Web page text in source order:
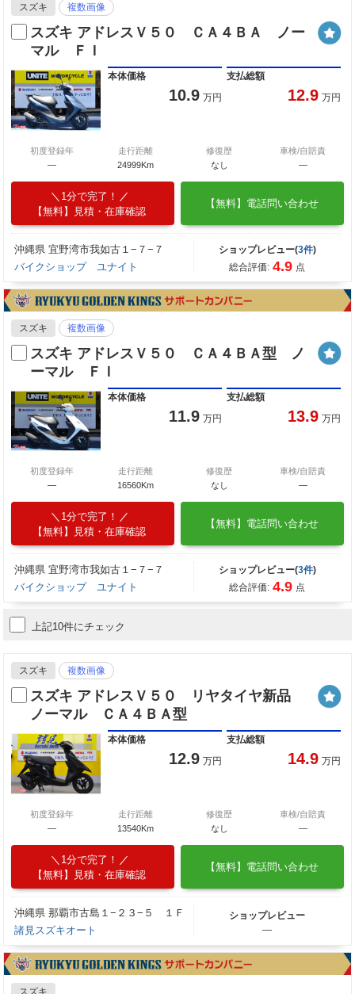
スズキ 複数画像
スズキ アドレスＶ５０ ＣＡ４ＢＡ ノー
マル ＦＩ
本体価格
10.9 万円
支払総額
12.9 万円
初度登録年
―
走行距離
24999Km
修復歴
なし
車検/自賠責
―
1分で完了！
【無料】見積・在庫確認
【無料】電話問い合わせ
沖縄県 宜野湾市我如古１−７−７
バイクショップ ユナイト
ショップレビュー(3件)
総合評価: 4.9 点
スズキ 複数画像
スズキ アドレスＶ５０ ＣＡ４ＢＡ型 ノ
ーマル ＦＩ
本体価格
11.9 万円
支払総額
13.9 万円
初度登録年
―
走行距離
16560Km
修復歴
なし
車検/自賠責
―
1分で完了！
【無料】見積・在庫確認
【無料】電話問い合わせ
沖縄県 宜野湾市我如古１−７−７
バイクショップ ユナイト
ショップレビュー(3件)
総合評価: 4.9 点
上記10件にチェック
スズキ 複数画像
スズキ アドレスＶ５０ リヤタイヤ新品
ノーマル ＣＡ４ＢＡ型
本体価格
12.9 万円
支払総額
14.9 万円
初度登録年
―
走行距離
13540Km
修復歴
なし
車検/自賠責
―
1分で完了！
【無料】見積・在庫確認
【無料】電話問い合わせ
沖縄県 那覇市古島１−２３−５ １Ｆ
諸見スズキオート
ショップレビュー
―
スズキ